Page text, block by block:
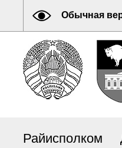
Обычная
Райисполком